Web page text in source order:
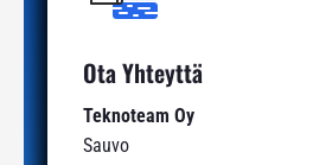
Ota Yhteyttä
Teknoteam Oy
Sauvo